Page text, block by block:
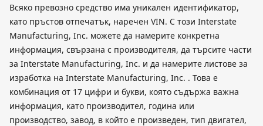
Всяко превозно средство има уникален идентификатор,
като пръстов отпечатък, наречен VIN. С този Interstate
Manufacturing, Inc. можете да намерите конкретна
информация, свързана с производителя, да търсите части
за Interstate Manufacturing, Inc. и да намерите листове за
изработка на Interstate Manufacturing, Inc. . Това е
комбинация от 17 цифри и букви, която съдържа важна
информация, като производител, година или
производство, завод, в който е произведен, тип двигател,